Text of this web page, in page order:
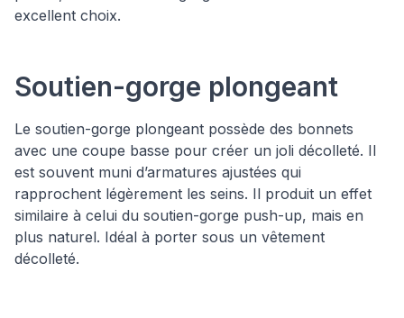
excellent choix.
Soutien-gorge plongeant
Le soutien-gorge plongeant possède des bonnets
avec une coupe basse pour créer un joli décolleté. Il
est souvent muni d’armatures ajustées qui
rapprochent légèrement les seins. Il produit un effet
similaire à celui du soutien-gorge push-up, mais en
plus naturel. Idéal à porter sous un vêtement
décolleté.